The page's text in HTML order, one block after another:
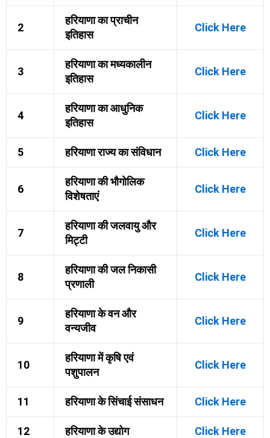
2
हरियाणा का प्राचीन
इतिहास
Click Here
3
हरियाणा का मध्यकालीन
इतिहास
Click Here
4
हरियाणा का आधुनिक
इतिहास
Click Here
5 हरियाणा राज्य का संविधान Click Here
6
हरियाणा की भौगोलिक
विशेषताएं
Click Here
7
हरियाणा की जलवायु और
मिट्टी
Click Here
8
हरियाणा की जल निकासी
प्रणाली
Click Here
9
हरियाणा के वन और
वन्यजीव
Click Here
10
हरियाणा में कृषि एवं
पशुपालन
Click Here
11 हरियाणा के सिंचाई संसाधन Click Here
12 हरियाणा के उद्योग Click Here